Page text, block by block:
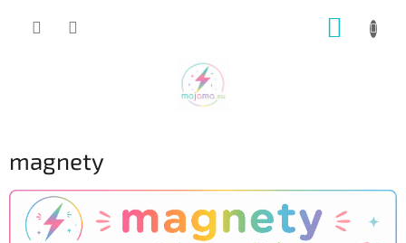
magnety